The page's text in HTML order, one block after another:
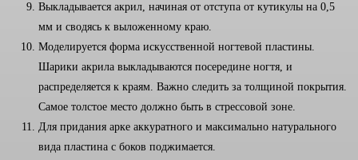
Выкладывается акрил, начиная от отступа от кутикулы на 0,5
мм и сводясь к выложенному краю.
Моделируется форма искусственной ногтевой пластины.
Шарики акрила выкладываются посередине ногтя, и
распределяется к краям. Важно следить за толщиной покрытия.
Самое толстое место должно быть в стрессовой зоне.
Для придания арке аккуратного и максимально натурального
вида пластина с боков поджимается.